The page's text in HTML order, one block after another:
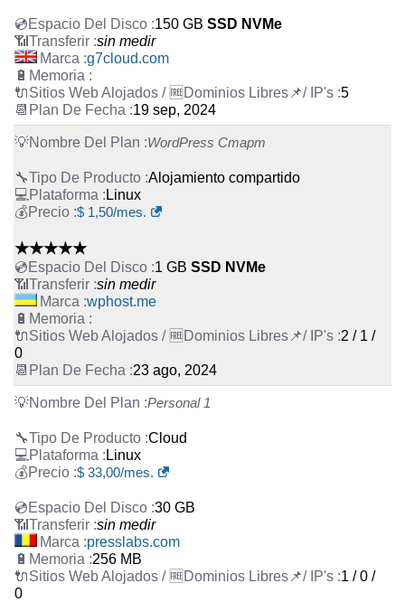
150 GB SSD NVMe
sin medir
g7cloud.com
5
19 sep, 2024
WordPress Старт
Alojamiento compartido
Linux
$ 1,50/mes.
★★★★★
1 GB SSD NVMe
sin medir
wphost.me
2 / 1 /
0
23 ago, 2024
Personal 1
Cloud
Linux
$ 33,00/mes.
30 GB
sin medir
presslabs.com
256 MB
1 / 0 /
0